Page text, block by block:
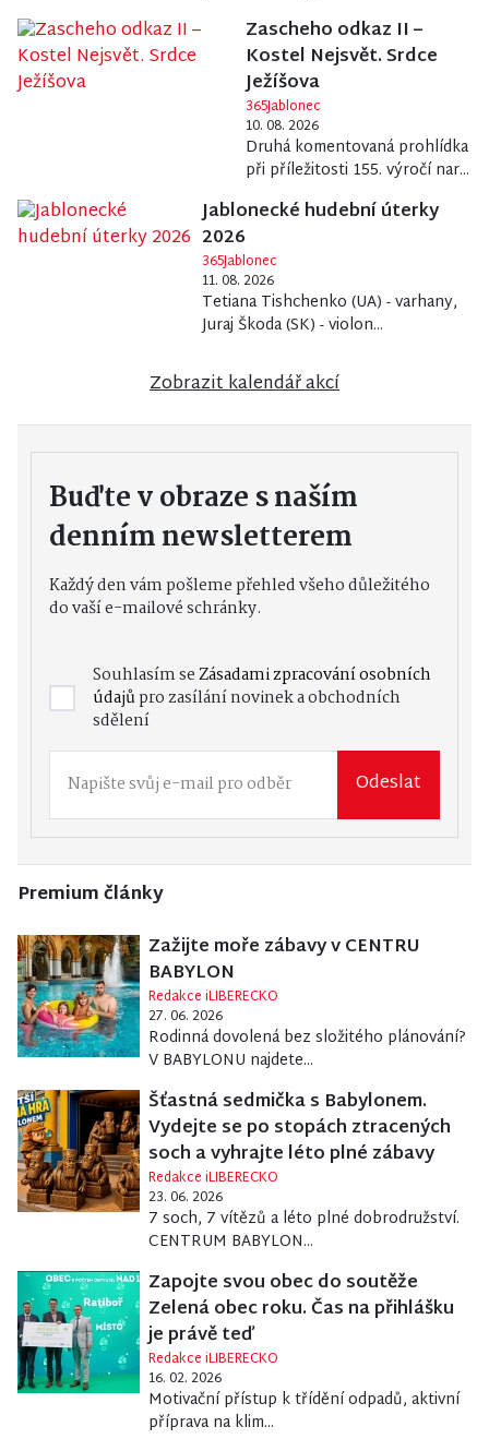
Zascheho odkaz II –
Kostel Nejsvět. Srdce
Ježíšova
365Jablonec
10. 08. 2026
Druhá komentovaná prohlídka
při příležitosti 155. výročí nar...
Jablonecké hudební úterky
2026
365Jablonec
11. 08. 2026
Tetiana Tishchenko (UA) - varhany,
Juraj Škoda (SK) - violon...
Zobrazit kalendář akcí
Buďte v obraze s naším
denním newsletterem
Každý den vám pošleme přehled všeho důležitého
do vaší e-mailové schránky.
Souhlasím seZásadami zpracování osobních
údajůpro zasílání novinek a obchodních
sdělení
Odeslat
Premium články
Zažijte moře zábavy v CENTRU
BABYLON
Redakce iLIBERECKO
27. 06. 2026
Rodinná dovolená bez složitého plánování?
V BABYLONU najdete...
Šťastná sedmička s Babylonem.
Vydejte se po stopách ztracených
soch a vyhrajte léto plné zábavy
Redakce iLIBERECKO
23. 06. 2026
7 soch, 7 vítězů a léto plné dobrodružství.
CENTRUM BABYLON...
Zapojte svou obec do soutěže
Zelená obec roku. Čas na přihlášku
je právě teď
Redakce iLIBERECKO
16. 02. 2026
Motivační přístup k třídění odpadů, aktivní
příprava na klim...